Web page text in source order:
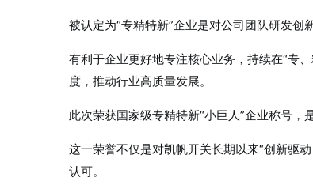
被认定为“专精特新”企业是对公司团队研发创
有利于企业更好地专注核心业务，持续在“专
度，推动行业高质量发展。
此次荣获国家级专精特新“小巨人”企业称号，
这一荣誉不仅是对凯帆开关长期以来“创新驱
认可。